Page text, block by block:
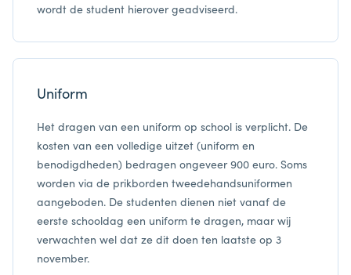
wordt de student hierover geadviseerd.
Uniform
Het dragen van een uniform op school is verplicht. De
kosten van een volledige uitzet (uniform en
benodigdheden) bedragen ongeveer 900 euro. Soms
worden via de prikborden tweedehandsuniformen
aangeboden. De studenten dienen niet vanaf de
eerste schooldag een uniform te dragen, maar wij
verwachten wel dat ze dit doen ten laatste op 3
november.